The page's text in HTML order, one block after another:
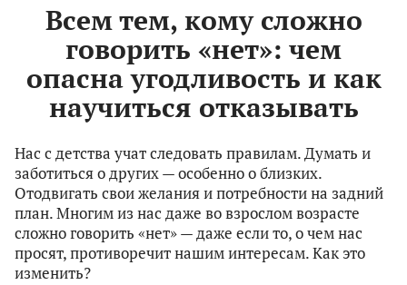
Всем тем, кому сложно
говорить «нет»: чем
опасна угодливость и как
научиться отказывать
Нас с детства учат следовать правилам. Думать и
заботиться о других — особенно о близких.
Отодвигать свои желания и потребности на задний
план. Многим из нас даже во взрослом возрасте
сложно говорить «нет» — даже если то, о чем нас
просят, противоречит нашим интересам. Как это
изменить?